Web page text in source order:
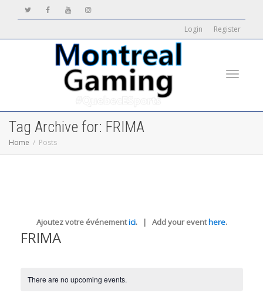
Login Register
Tag Archive for: FRIMA
Home Posts
Ajoutez votre événementici. | Add your eventhere.
FRIMA
There are no upcoming events.